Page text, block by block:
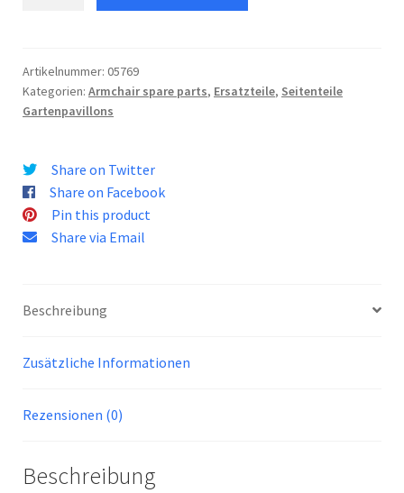
X
4
Menge
Artikelnummer: 05769
Kategorien: Armchair spare parts, Ersatzteile, Seitenteile
Gartenpavillons
Share on Twitter
Share on Facebook
Pin this product
Share via Email
Beschreibung
Zusätzliche Informationen
Rezensionen (0)
Beschreibung